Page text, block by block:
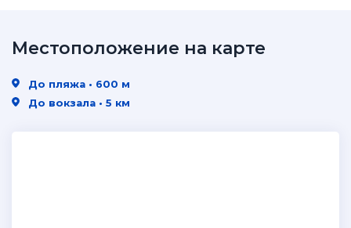
Местоположение на карте
До пляжа • 600 м
До вокзала • 5 км